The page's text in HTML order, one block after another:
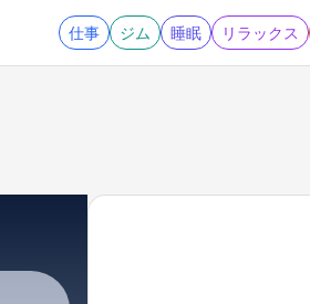
仕事 ジム 睡眠 リラックス